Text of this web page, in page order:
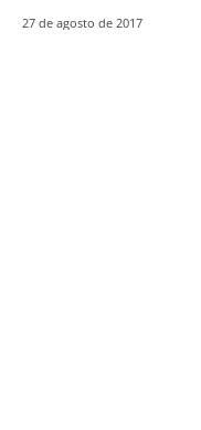
27 de agosto de 2017